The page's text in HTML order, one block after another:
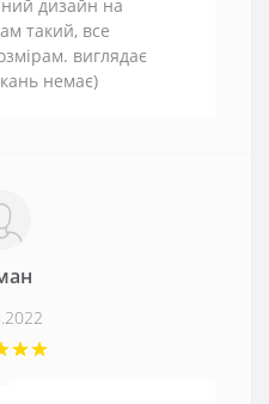
дизайн на
такий, все
виглядає
немає)